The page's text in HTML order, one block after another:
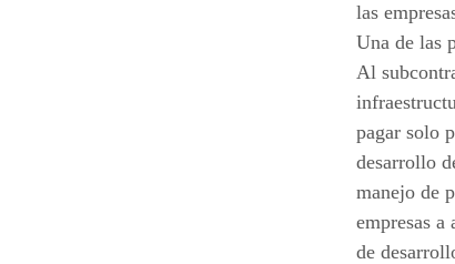
las
Una de las
Al
pagar solo
desarrollo
manejo de
empresas a
de